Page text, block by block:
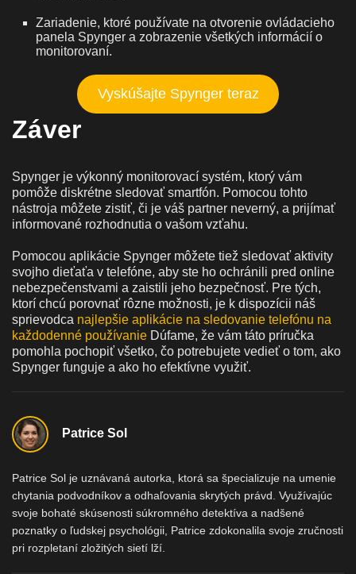
Zariadenie, ktoré používate na otvorenie ovládacieho
panela Spynger a zobrazenie všetkých informácií o
monitorovaní.
Vyskúšajte Spynger teraz
Záver
Spynger je výkonný monitorovací systém, ktorý vám
pomôže diskrétne sledovať smartfón. Pomocou tohto
nástroja môžete zistiť, či je váš partner neverný, a prijímať
informované rozhodnutia o vašom vzťahu.
Pomocou aplikácie Spynger môžete tiež sledovať aktivity
svojho dieťaťa v telefóne, aby ste ho ochránili pred online
nebezpečenstvami a zaistili jeho bezpečnosť. Pre tých,
ktorí chcú porovnať rôzne možnosti, je k dispozícii náš
sprievodca najlepšie aplikácie na sledovanie telefónu na
každodenné používanie Dúfame, že vám táto príručka
pomohla pochopiť všetko, čo potrebujete vedieť o tom, ako
Spynger funguje a ako ho efektívne využiť.
Patrice Sol
Patrice Sol je uznávaná autorka, ktorá sa špecializuje na umenie
chytania podvodníkov a odhaľovania skrytých právd. Využívajúc
svoje bohaté skúsenosti súkromného detektíva a nadšené
poznatky o ľudskej psychológii, Patrice zdokonalila svoje zručnosti
pri rozpletaní zložitých sietí lží.